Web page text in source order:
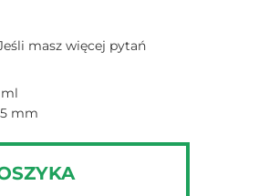
masz więcej pytań
ml
mm